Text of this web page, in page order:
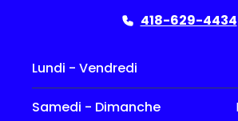
418-629-4434
Lundi - Vendredi
Samedi - Dimanche